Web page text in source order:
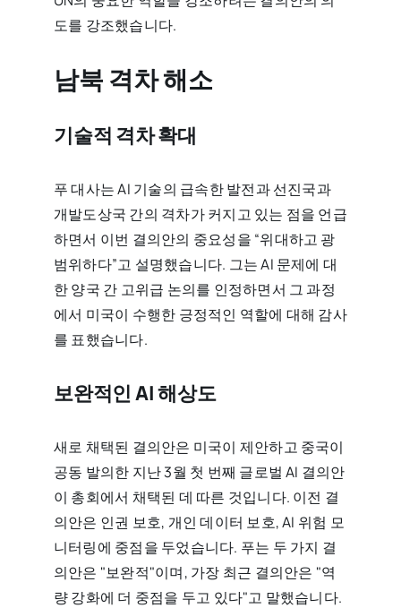
도를 강조했습니다.
남북 격차 해소
기술적 격차 확대
푸 대사는 AI 기술의 급속한 발전과 선진국과
개발도상국 간의 격차가 커지고 있는 점을 언급
하면서 이번 결의안의 중요성을 “위대하고 광
범위하다”고 설명했습니다. 그는 AI 문제에 대
한 양국 간 고위급 논의를 인정하면서 그 과정
에서 미국이 수행한 긍정적인 역할에 대해 감사
를 표했습니다.
보완적인 AI 해상도
새로 채택된 결의안은 미국이 제안하고 중국이
공동 발의한 지난 3월 첫 번째 글로벌 AI 결의안
이 총회에서 채택된 데 따른 것입니다. 이전 결
의안은 인권 보호, 개인 데이터 보호, AI 위험 모
니터링에 중점을 두었습니다. 푸는 두 가지 결
의안은 "보완적"이며, 가장 최근 결의안은 "역
량 강화에 더 중점을 두고 있다"고 말했습니다.